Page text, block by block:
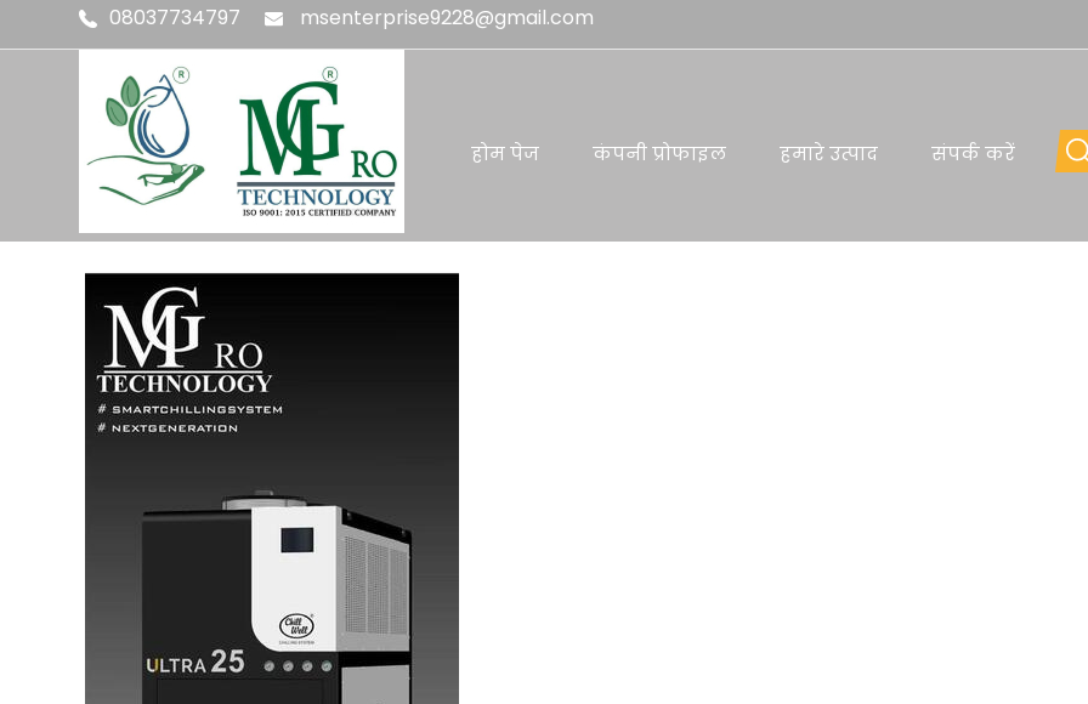
08037734797 msenterprise9228@gmail.com
होम पेज कंपनी प्रोफाइल हमारे उत्पाद संपर्क करें